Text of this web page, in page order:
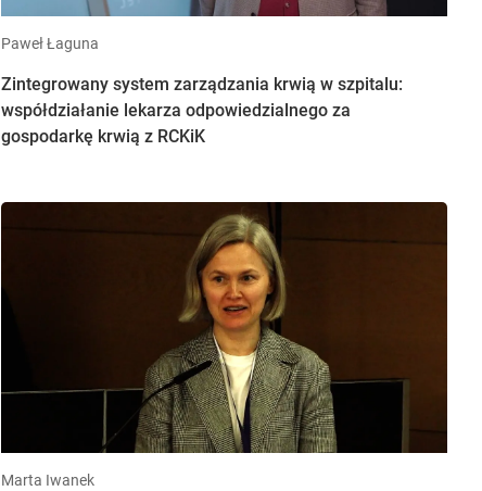
Paweł Łaguna
Zintegrowany system zarządzania krwią w szpitalu:
współdziałanie lekarza odpowiedzialnego za
gospodarkę krwią z RCKiK
Marta Iwanek